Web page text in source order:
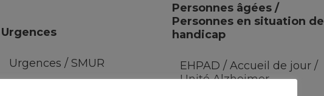
Personnes âgées /
Personnes en situation de
handicap
EHPAD / Accueil de jour /
Unité Alzheimer
Urgences
Urgences / SMUR